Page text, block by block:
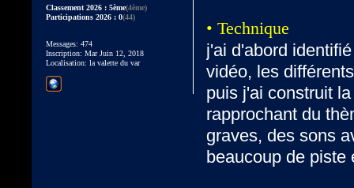
• Technique
j'ai d'abord
vidéo, les
puis j'ai construit
rapprochant du
graves, des sons
beaucoup de
Classement 2026 : 5ème(4ème)
Participations 2026 : 0(44)
Messages: 474
Inscription: Mar Juin 12, 2018
Localisation: la valette du var